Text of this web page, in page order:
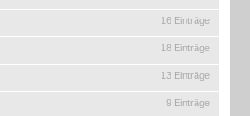
16 Einträge
18 Einträge
13 Einträge
9 Einträge